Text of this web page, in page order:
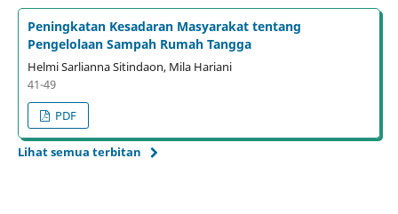
Peningkatan Kesadaran Masyarakat tentang
Pengelolaan Sampah Rumah Tangga
Helmi Sarlianna Sitindaon, Mila Hariani
41-49
PDF
Lihat semua terbitan